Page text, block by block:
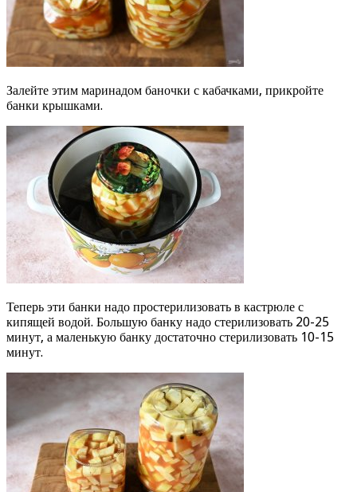
Залейте этим маринадом баночки с кабачками, прикройте
банки крышками.
Теперь эти банки надо простерилизовать в кастрюле с
кипящей водой. Большую банку надо стерилизовать 20-25
минут, а маленькую банку достаточно стерилизовать 10-15
минут.